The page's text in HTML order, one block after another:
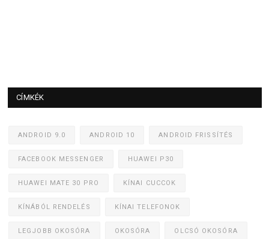
CÍMKÉK
ANDROID 9.0 ANDROID 10 ANDROID FRISSÍTÉS
FACEBOOK MESSENGER HUAWEI P30
HUAWEI MATE 30 PRO KÍNAI CUCCOK
KÍNÁBÓL RENDELÉS KÍNAI TELEFONOK
LEGJOBB OKOSÓRA OKOSÓRA OLCSÓ OKOSÓRA